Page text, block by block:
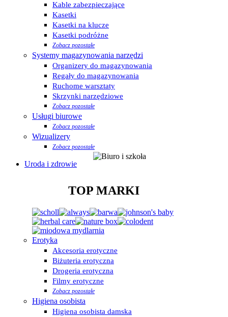
Kable zabezpieczające
Kasetki
Kasetki na klucze
Kasetki podróżne
Zobacz pozostałe
Systemy magazynowania narzędzi
Organizery do magazynowania
Regały do magazynowania
Ruchome warsztaty
Skrzynki narzędziowe
Zobacz pozostałe
Usługi biurowe
Zobacz pozostałe
Wizualizery
Zobacz pozostałe
Uroda i zdrowie
TOP MARKI
Erotyka
Akcesoria erotyczne
Biżuteria erotyczna
Drogeria erotyczna
Filmy erotyczne
Zobacz pozostałe
Higiena osobista
Higiena osobista damska